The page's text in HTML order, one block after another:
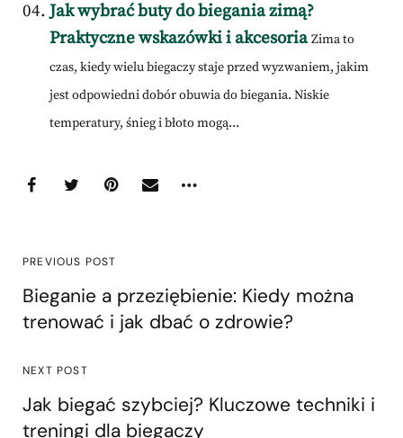
Jak wybrać buty do biegania zimą?
Praktyczne wskazówki i akcesoria Zima to
czas, kiedy wielu biegaczy staje przed wyzwaniem, jakim
jest odpowiedni dobór obuwia do biegania. Niskie
temperatury, śnieg i błoto mogą...
PREVIOUS POST
Bieganie a przeziębienie: Kiedy można
trenować i jak dbać o zdrowie?
NEXT POST
Jak biegać szybciej? Kluczowe techniki i
treningi dla biegaczy